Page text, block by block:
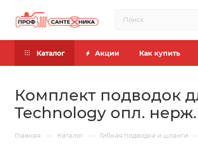
Каталог Акции Как купить
Комплект подводок
Technology опл. нерж.
Главная — Каталог — Гибкая подводка и шланги